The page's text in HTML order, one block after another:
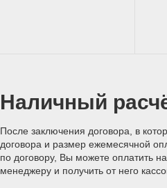
Наличный
После заключения договора, в
договора и размер ежемесячной
по договору, Вы можете оплатить
менеджеру и получить от него